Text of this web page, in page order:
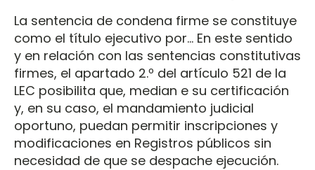
La sentencia de condena firme se constituye
como el título ejecutivo por… En este sentido
y en relación con las sentencias constitutivas
firmes, el apartado 2.º del artículo 521 de la
LEC posibilita que, median e su certificación
y, en su caso, el mandamiento judicial
oportuno, puedan permitir inscripciones y
modificaciones en Registros públicos sin
necesidad de que se despache ejecución.